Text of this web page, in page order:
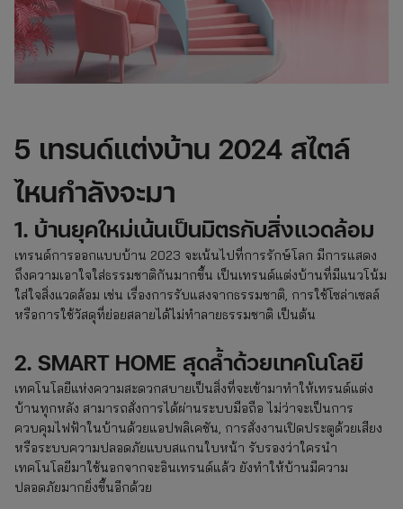
5 เทรนด์แต่งบ้าน 2024 สไตล์
ไหนกำลังจะมา
1. บ้านยุคใหม่เน้นเป็นมิตรกับสิ่งแวดล้อม
เทรนด์การออกแบบบ้าน 2023 จะเน้นไปที่การรักษ์โลก มีการแสดง
ถึงความเอาใจใส่ธรรมชาติกันมากขึ้น เป็นเทรนด์แต่งบ้านที่มีแนวโน้ม
ใส่ใจสิ่งแวดล้อม เช่น เรื่องการรับแสงจากธรรมชาติ, การใช้โซล่าเซลล์
หรือการใช้วัสดุที่ย่อยสลายได้ไม่ทำลายธรรมชาติ เป็นต้น
2. SMART HOME สุดล้ำด้วยเทคโนโลยี
เทคโนโลยีแห่งความสะดวกสบายเป็นสิ่งที่จะเข้ามาทำให้เทรนด์แต่ง
บ้านทุกหลัง สามารถสั่งการได้ผ่านระบบมือถือ ไม่ว่าจะเป็นการ
ควบคุมไฟฟ้าในบ้านด้วยแอปพลิเคชัน, การสั่งงานเปิดประตูด้วยเสียง
หรือระบบความปลอดภัยแบบสแกนใบหน้า รับรองว่าใครนำ
เทคโนโลยีมาใช้นอกจากจะอินเทรนด์แล้ว ยังทำให้บ้านมีความ
ปลอดภัยมากยิ่งขึ้นอีกด้วย